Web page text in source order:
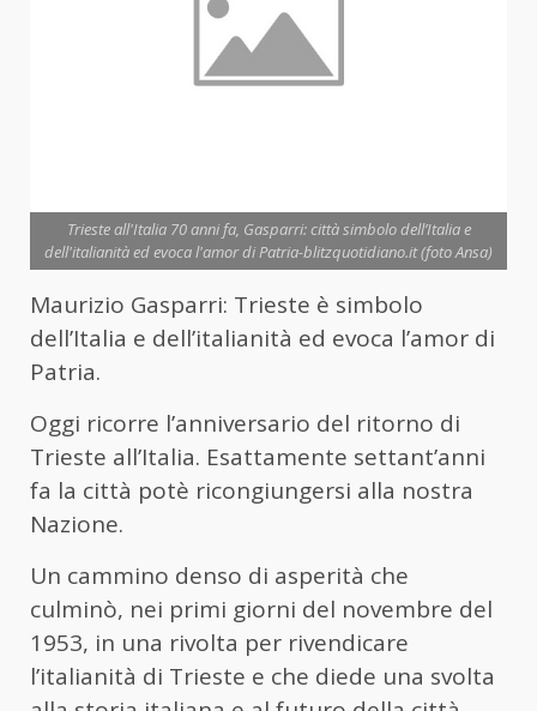
Trieste all'Italia 70 anni fa, Gasparri: città simbolo dell’Italia e
dell'italianità ed evoca l'amor di Patria-blitzquotidiano.it (foto Ansa)
Maurizio Gasparri: Trieste è simbolo
dell’Italia e dell’italianità ed evoca l’amor di
Patria.
Oggi ricorre l’anniversario del ritorno di
Trieste all’Italia. Esattamente settant’anni
fa la città potè ricongiungersi alla nostra
Nazione.
Un cammino denso di asperità che
culminò, nei primi giorni del novembre del
1953, in una rivolta per rivendicare
l’italianità di Trieste e che diede una svolta